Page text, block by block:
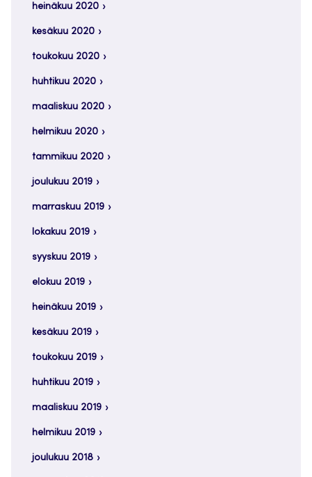
heinäkuu 2020
kesäkuu 2020
toukokuu 2020
huhtikuu 2020
maaliskuu 2020
helmikuu 2020
tammikuu 2020
joulukuu 2019
marraskuu 2019
lokakuu 2019
syyskuu 2019
elokuu 2019
heinäkuu 2019
kesäkuu 2019
toukokuu 2019
huhtikuu 2019
maaliskuu 2019
helmikuu 2019
joulukuu 2018